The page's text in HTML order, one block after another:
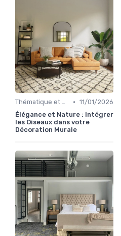
Thématique et Artistique • 11/01/2026
Élégance et Nature : Intégrer
les Oiseaux dans votre
Décoration Murale